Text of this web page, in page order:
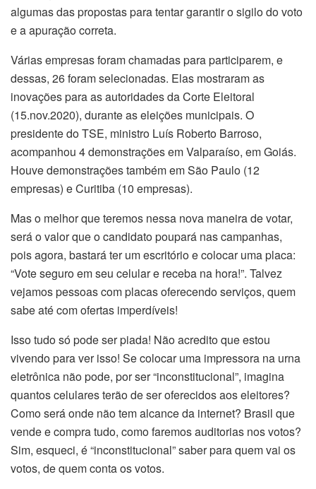
algumas das propostas para tentar garantir o sigilo do voto
e a apuração correta.
Várias empresas foram chamadas para participarem, e
dessas, 26 foram selecionadas. Elas mostraram as
inovações para as autoridades da Corte Eleitoral
(15.nov.2020), durante as eleições municipais. O
presidente do TSE, ministro Luís Roberto Barroso,
acompanhou 4 demonstrações em Valparaíso, em Goiás.
Houve demonstrações também em São Paulo (12
empresas) e Curitiba (10 empresas).
Mas o melhor que teremos nessa nova maneira de votar,
será o valor que o candidato poupará nas campanhas,
pois agora, bastará ter um escritório e colocar uma placa:
“Vote seguro em seu celular e receba na hora!”. Talvez
vejamos pessoas com placas oferecendo serviços, quem
sabe até com ofertas imperdíveis!
Isso tudo só pode ser piada! Não acredito que estou
vivendo para ver isso! Se colocar uma impressora na urna
eletrônica não pode, por ser “inconstitucional”, imagina
quantos celulares terão de ser oferecidos aos eleitores?
Como será onde não tem alcance da internet? Brasil que
vende e compra tudo, como faremos auditorias nos votos?
Sim, esqueci, é “inconstitucional” saber para quem vai os
votos, de quem conta os votos.